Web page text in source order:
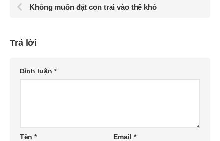
Không muốn đặt con trai vào thế khó
Trả lời
Bình luận *
Tên * Email*